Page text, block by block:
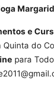
e
Quinta do
para